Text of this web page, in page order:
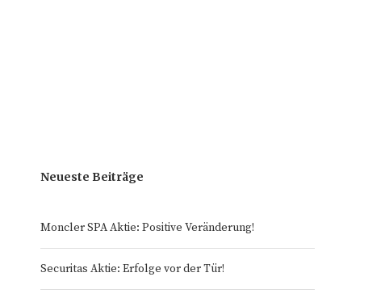
Neueste Beiträge
Moncler SPA Aktie: Positive Veränderung!
Securitas Aktie: Erfolge vor der Tür!